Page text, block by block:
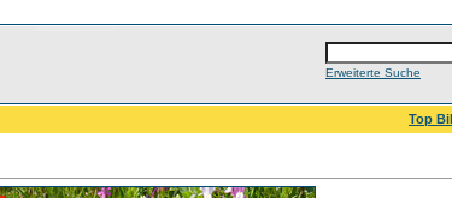
Erweiterte Suche
Top